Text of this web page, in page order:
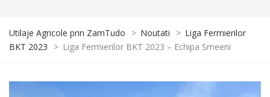
Utilaje Agricole prin ZamTudo > Noutati > Liga Fermierilor
BKT 2023
> Liga Fermierilor BKT 2023 – Echipa Smeeni